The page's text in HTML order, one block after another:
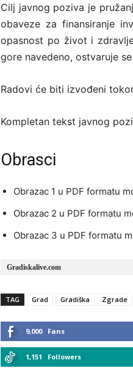
Cilj javnog poziva je
obaveze za finansiranje
opasnost po život i
gore navedeno, ostvaruje
Radovi će biti izvođeni
Kompletan tekst javnog
Obrasci
Obrazac 1 u PDF formatu
Obrazac 2 u PDF formatu
Obrazac 3 u PDF formatu
Gradiskalive.com
TAG Grad Gradiška Zgrade
9,000 Fans
1,151 Followers